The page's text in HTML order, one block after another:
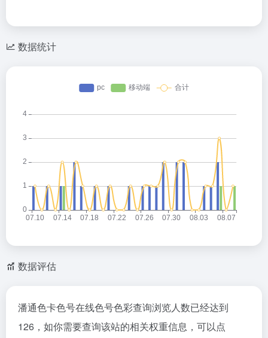
数据统计
数据评估
潘通色卡色号在线色号色彩查询浏览人数已经达到
126，如你需要查询该站的相关权重信息，可以点